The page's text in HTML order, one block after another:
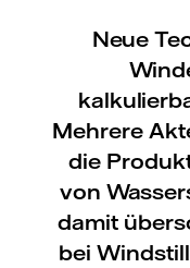
Neue
Mehrere
die
von
damit
bei